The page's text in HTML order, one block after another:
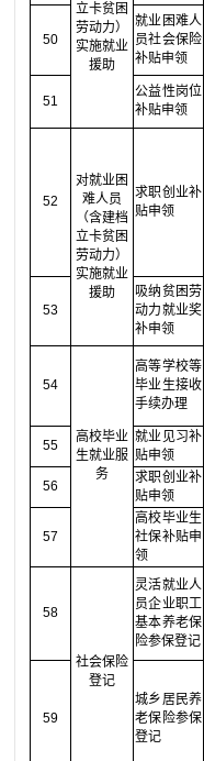
立卡贫困
劳动力）
实施就业
援助
50
就业困难人
员社会保险
补贴申领
51
公益性岗位
补贴申领
52
对就业困
难人员
（含建档
立卡贫困
劳动力）
实施就业
援助
求职创业补
贴申领
53
吸纳贫困劳
动力就业奖
补申领
54
高校毕业
生就业服
务
高等学校等
毕业生接收
手续办理
55
就业见习补
贴申领
56
求职创业补
贴申领
57
高校毕业生
社保补贴申
领
58
社会保险
登记
灵活就业人
员企业职工
基本养老保
险参保登记
59
城乡居民养
老保险参保
登记